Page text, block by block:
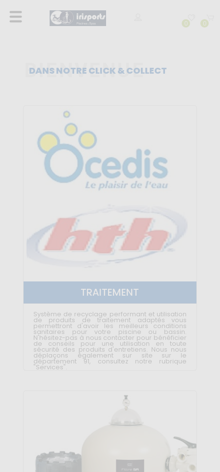
0 0
DANS NOTRE CLICK & COLLECT
TRAITEMENT
Système de recyclage performant et utilisation
de produits de traitement adaptés vous
permettront d'avoir les meilleurs conditions
sanitaires pour votre piscine ou bassin.
N'hésitez-pas à nous contacter pour bénéficier
de conseils pour une utilisation en toute
sécurité des produits d'entretiens. Nous nous
déplaçons également sur site sur le
département 91, consultez notre rubrique
"Services".